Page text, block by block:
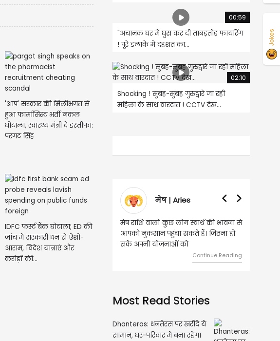
'आप' सरकार की मिलीभगत से
हुआ फार्मासिस्ट भर्ती नकल
घोटाला, स्वास्थ्य मंत्री दें इस्तीफा:
परगट सिंह
IDFC फर्स्ट बैंक घोटाला; ED की
जांच में सरकारी धन से ऐशो-
आराम, विदेश यात्राएं और
करोड़ों की...
00:59
"अचानक घर में घुस कर दी ताबड़तोड़ फायरिंग
! पूरे इलाके में दहशत का...
02:10
Shocking ! सुबह-सुबह गुरुद्वारे जा रही
महिला के साथ वारदात ! CCTV देख...
मेष | Aries
मेष राशि वालों कुछ लोग स्वार्थ की भावना से
आपको नुकसान पहुंचा सकते हैं। जितना हो
सके अपनी योजनाओं को
वृषभ | Taurus
वृष राशि वालों आय के स्त्रोत बढ़ने से रुके
हुए कार्यों में गति आएगी। युवा वर्ग भविष्य
को लेकर ज्यादा फोकस रहेंगे।
Continue Reading
Most Read Stories
Dhanteras: धनतेरस पर खरीदें ये
सामान, घर-परिवार में बना रहेगा
Jokes